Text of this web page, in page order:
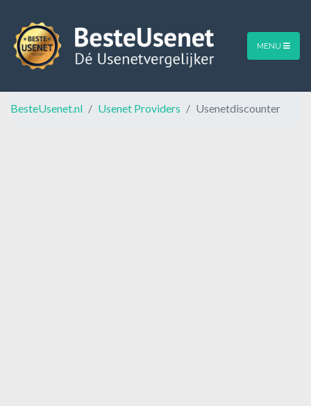
MENU
BesteUsenet.nl Usenet Providers Usenetdiscounter